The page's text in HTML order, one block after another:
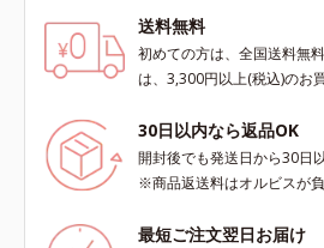
送料無料
初めての方は、全国送料無
は、3,300円以上(税込)のお
30日以内なら返品OK
開封後でも発送日から30日
※商品返送料はオルビスが
最短ご注文翌日お届け